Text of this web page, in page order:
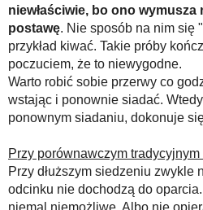
niewłaściwie, bo ono wymusza
postawę. Nie sposób na nim się
przykład kiwać. Takie próby
poczuciem, że to niewygodne.
Warto robić sobie przerwy co
wstając i ponownie siadać.
ponownym siadaniu, dokonuje
Przy porównawczym
Przy dłuższym siedzeniu zwykle
odcinku nie dochodzą do
niemal niemożliwe. Albo nie